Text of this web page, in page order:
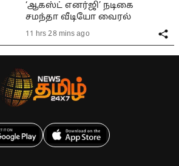
‘ஆகஸ்ட் எனர்ஜி’ நடிகை
சமந்தா வீடியோ வைரல்
11 hrs 28 mins ago